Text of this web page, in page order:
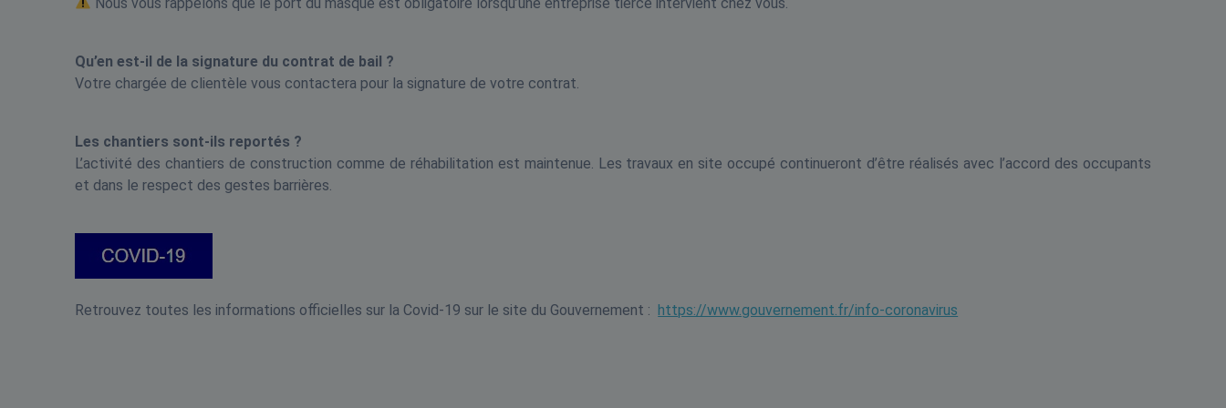
Qu’en est-il de la signature du contrat de bail ?
Votre chargée de clientèle vous contactera pour la signature de votre contrat.
Les chantiers sont-ils reportés ?
L’activité des chantiers de construction comme de réhabilitation est maintenue. Les travaux en site occupé continueront d’être réalisés avec l’accord des occupants
et dans le respect des gestes barrières.
Retrouvez toutes les informations officielles sur la Covid-19 sur le site du Gouvernement :https://www.gouvernement.fr/info-coronavirus